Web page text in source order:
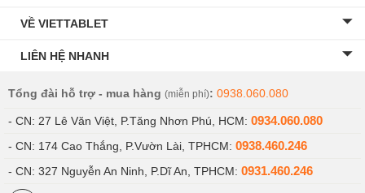
VỀ VIETTABLET
LIÊN HỆ NHANH
Tổng đài hỗ trợ - mua hàng (miễn phí): 0938.060.080
- CN: 27 Lê Văn Việt, P.Tăng Nhơn Phú, HCM: 0934.060.080
- CN: 174 Cao Thắng, P.Vườn Lài, TPHCM: 0938.460.246
- CN: 327 Nguyễn An Ninh, P.Dĩ An, TPHCM: 0931.460.246